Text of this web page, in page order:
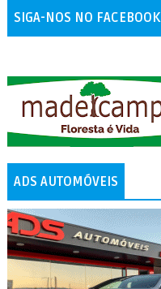
SIGA-NOS NO FACEBOOK
ADS AUTOMÓVEIS